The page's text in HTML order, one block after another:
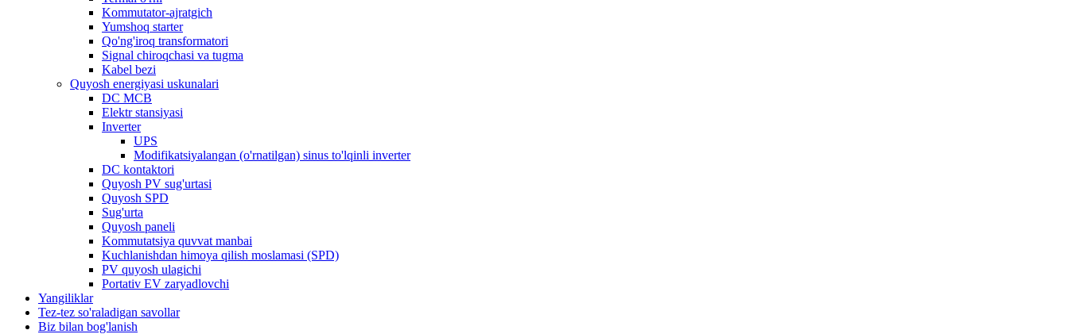
Kommutator-ajratgich
Yumshoq starter
Qo'ng'iroq transformatori
Signal chiroqchasi va tugma
Kabel bezi
Quyosh energiyasi uskunalari
DC MCB
Elektr stansiyasi
Inverter
UPS
Modifikatsiyalangan (o'rnatilgan) sinus to'lqinli inverter
DC kontaktori
Quyosh PV sug'urtasi
Quyosh SPD
Sug'urta
Quyosh paneli
Kommutatsiya quvvat manbai
Kuchlanishdan himoya qilish moslamasi (SPD)
PV quyosh ulagichi
Portativ EV zaryadlovchi
Yangiliklar
Tez-tez so'raladigan savollar
Biz bilan bog'lanish